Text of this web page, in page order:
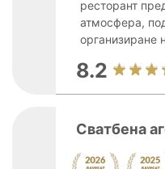
ресторант
атмосфера,
организиране
8.2
Сватбена